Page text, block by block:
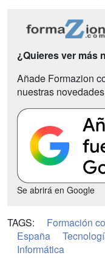
¿Quieres ver más
Añade Formazion
nuestras
Se abrirá en Google
TAGS: Formación
España
Informática